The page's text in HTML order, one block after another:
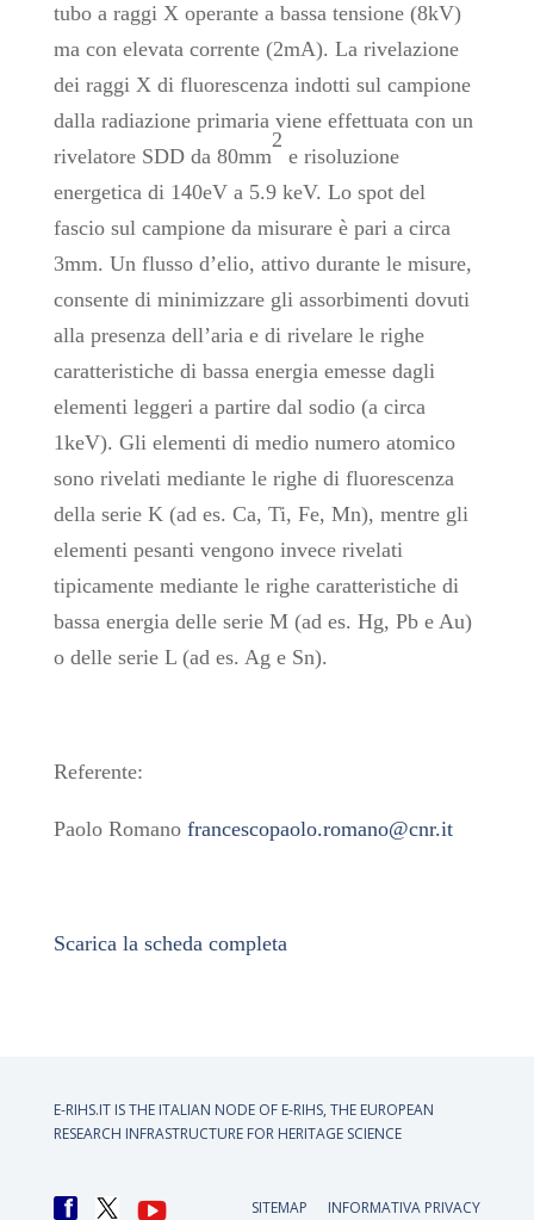
tubo a raggi X operante a bassa tensione (8kV)
ma con elevata corrente (2mA). La rivelazione
dei raggi X di fluorescenza indotti sul campione
dalla radiazione primaria viene effettuata con un
rivelatore SDD da 80mm
2
e risoluzione
energetica di 140eV a 5.9 keV. Lo spot del
fascio sul campione da misurare è pari a circa
3mm. Un flusso d’elio, attivo durante le misure,
consente di minimizzare gli assorbimenti dovuti
alla presenza dell’aria e di rivelare le righe
caratteristiche di bassa energia emesse dagli
elementi leggeri a partire dal sodio (a circa
1keV). Gli elementi di medio numero atomico
sono rivelati mediante le righe di fluorescenza
della serie K (ad es. Ca, Ti, Fe, Mn), mentre gli
elementi pesanti vengono invece rivelati
tipicamente mediante le righe caratteristiche di
bassa energia delle serie M (ad es. Hg, Pb e Au)
o delle serie L (ad es. Ag e Sn).
Referente:
Paolo Romano francescopaolo.romano@cnr.it
Scarica la scheda completa
E-RIHS.IT IS THE ITALIAN NODE OF E-RIHS, THE EUROPEAN
RESEARCH INFRASTRUCTURE FOR HERITAGE SCIENCE
SITEMAP INFORMATIVA PRIVACY